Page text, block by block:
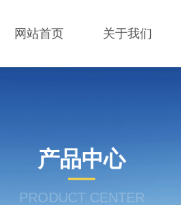
网站首页 关于我们
产品中心
PRODUCT CENTER